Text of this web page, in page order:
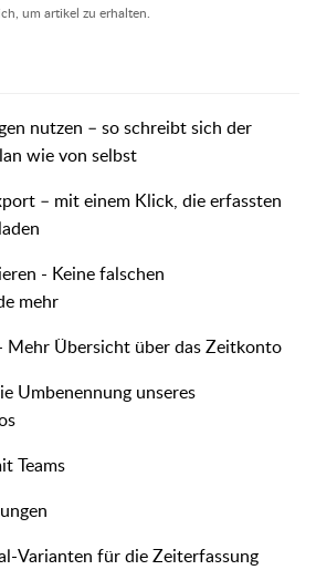
um artikel zu erhalten.
nutzen – so schreibt sich der
wie von selbst
– mit einem Klick, die erfassten
- Keine falschen
mehr
Mehr Übersicht über das Zeitkonto
Umbenennung unseres
Teams
Varianten für die Zeiterfassung